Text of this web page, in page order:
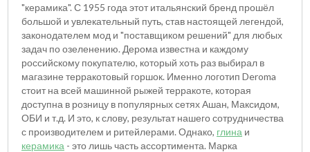
"керамика". С 1955 года этот итальянский бренд прошёл
большой и увлекательный путь, став настоящей легендой,
законодателем мод и "поставщиком решений" для любых
задач по озеленению. Дерома известна и каждому
российскому покупателю, который хоть раз выбирал в
магазине терракотовый горшок. Именно логотип Deroma
стоит на всей машинной рыжей терракоте, которая
доступна в розницу в популярных сетях Ашан, Максидом,
ОБИ и т.д. И это, к слову, результат нашего сотрудничества
с производителем и ритейлерами. Однако, глина и
керамика - это лишь часть ассортимента. Марка